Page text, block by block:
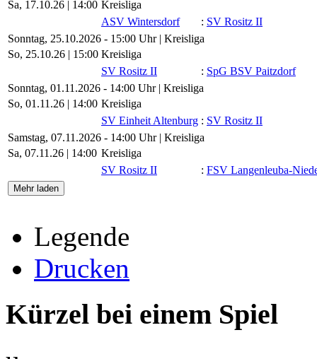
Sa, 17.10.26 | 14:00 Kreisliga
ASV Wintersdorf
: SV Rositz II
Sonntag, 25.10.2026 - 15:00 Uhr | Kreisliga
So, 25.10.26 | 15:00 Kreisliga
SV Rositz II
: SpG BSV Paitzdorf
Sonntag, 01.11.2026 - 14:00 Uhr | Kreisliga
So, 01.11.26 | 14:00 Kreisliga
SV Einheit Altenburg : SV Rositz II
Samstag, 07.11.2026 - 14:00 Uhr | Kreisliga
Sa, 07.11.26 | 14:00 Kreisliga
SV Rositz II
: FSV Langenleuba-
Mehr laden
Legende
Drucken
Kürzel bei einem Spiel